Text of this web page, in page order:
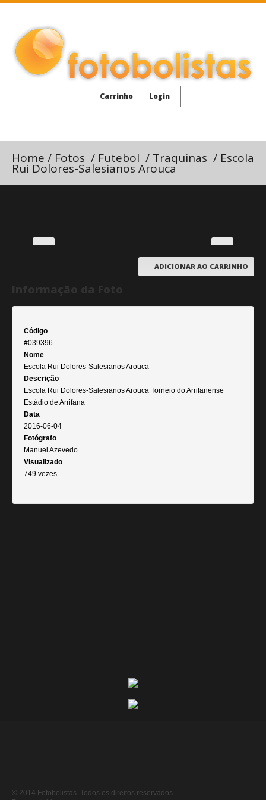
Carrinho Login
Home / Fotos / Futebol / Traquinas / Escola
Rui Dolores-Salesianos Arouca
ADICIONAR AO CARRINHO
Código
#039396
Nome
Escola Rui Dolores-Salesianos Arouca
Descrição
Escola Rui Dolores-Salesianos Arouca Torneio do Arrifanense
Estádio de Arrifana
Data
2016-06-04
Fotógrafo
Manuel Azevedo
Visualizado
749 vezes
© 2014 Fotobolistas. Todos os direitos reservados.